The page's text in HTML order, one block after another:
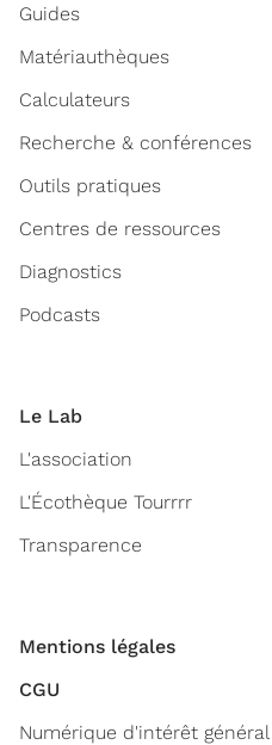
Guides
Matériauthèques
Calculateurs
Recherche & conférences
Outils pratiques
Centres de ressources
Diagnostics
Podcasts
Le Lab
L'association
L'Écothèque Tourrrr
Transparence
Mentions légales
CGU
Numérique d'intérêt général